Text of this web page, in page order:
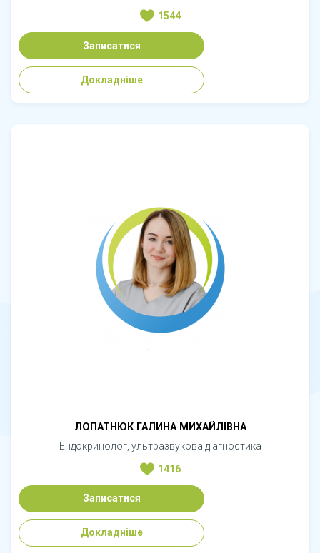
1544
Записатися
Докладніше
ЛОПАТНЮК ГАЛИНА МИХАЙЛІВНА
Ендокринолог, ультразвукова діагностика
1416
Записатися
Докладніше